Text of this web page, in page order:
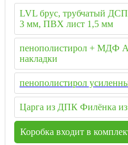
LVL брус, трубчатый
3 мм, ПВХ лист 1,5 мм
пенополистирол + МДФ
накладки
пенополистирол
Царга из ДПК Филёнка из
Коробка входит в